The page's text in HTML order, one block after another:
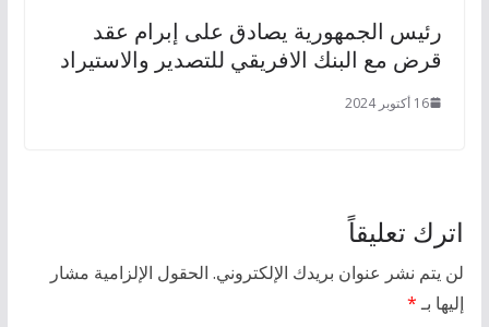
رئيس الجمهورية يصادق على إبرام عقد
قرض مع البنك الافريقي للتصدير والاستيراد
16 أكتوبر 2024
اترك تعليقاً
لن يتم نشر عنوان بريدك الإلكتروني. الحقول الإلزامية مشار
إليها بـ*